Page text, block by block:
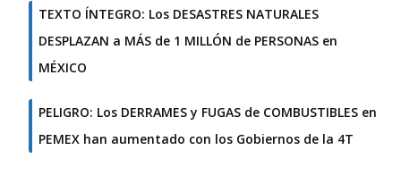
TEXTO ÍNTEGRO: Los DESASTRES NATURALES
DESPLAZAN a MÁS de 1 MILLÓN de PERSONAS en
MÉXICO
PELIGRO: Los DERRAMES y FUGAS de COMBUSTIBLES en
PEMEX han aumentado con los Gobiernos de la 4T